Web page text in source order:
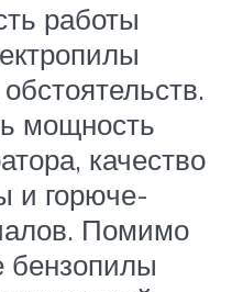
работы
мощность
качество
и горюче-
Помимо
бензопилы